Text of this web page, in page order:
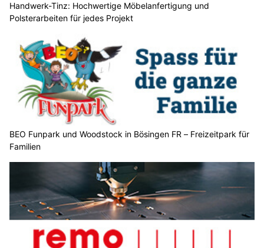
Handwerk-Tinz: Hochwertige Möbelanfertigung und
Polsterarbeiten für jedes Projekt
BEO Funpark und Woodstock in Bösingen FR – Freizeitpark für
Familien